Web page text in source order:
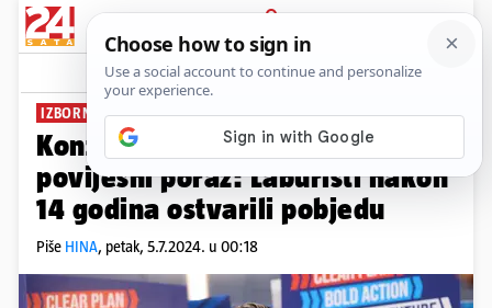
PRIJAVA
News Komentari
IZBORNA NOĆ
Konzevativci u Britaniji doživjeli
povijesni poraz: Laburisti nakon
14 godina ostvarili pobjedu
Piše HINA, petak, 5.7.2024. u 00:18